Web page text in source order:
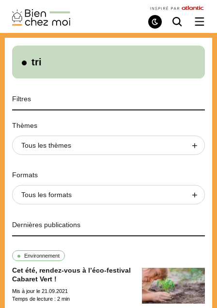
Bien
Chez
Moi
Mode
de
Recherche
/
le
tri
Filtres
Thèmes
Tous les thèmes
Formats
Tous les formats
Dernières publications
Environnement
Cet été, rendez-vous à l’éco-festival
Cabaret Vert !
Mis à jour le 21.09.2021
Temps de lecture : 2 min